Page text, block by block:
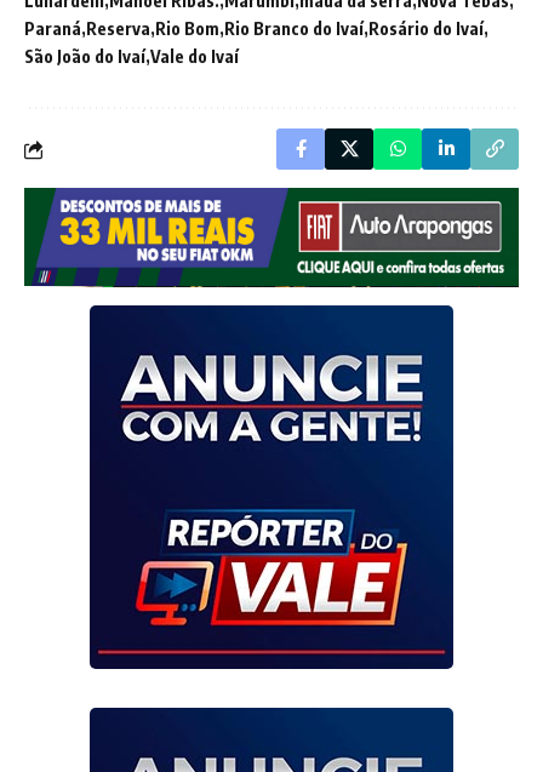
Paraná Reserva Rio Bom Rio Branco do Ivaí Rosário do Ivaí
São João do Ivaí Vale do Ivaí